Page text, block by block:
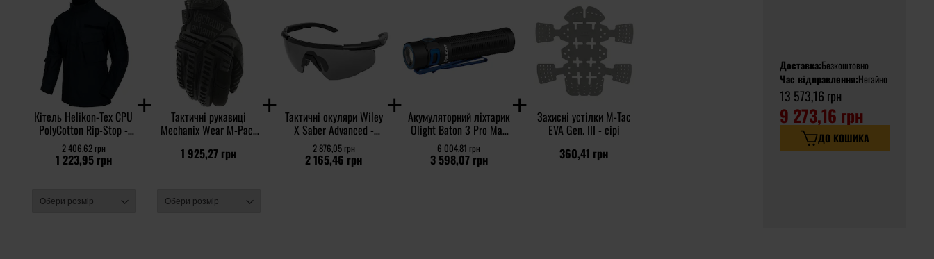
Кітель Helikon-Tex CPU
PolyCotton Rip-Stop -
Navy Blue
1 223,95 грн
2 406,62 грн
Тактичні рукавиці
Mechanix Wear M-Pact
1 925,27 грн
Тактичні окуляри Wiley
X Saber Advanced -
Grey/Matte Black
2 165,46 грн
2 876,05 грн
Акумуляторний ліхтарик
Olight Baton 3 Pro Max
Cool White Black - 2500
люменів
3 598,07 грн
6 004,81 грн
Захисні устілки M-Tac
EVA Gen. III - сірі
360,41 грн
Доставка:Безкоштовно
Час відправлення:Негайно
13 573,16 грн
9 273,16 грн
ДО КОШИКА